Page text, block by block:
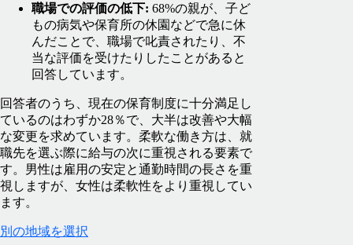
職場での評価の低下: 68%の親が、子ど
もの病気や保育所の休園などで急に休
んだことで、職場で叱責されたり、不
当な評価を受けたりしたことがあると
回答しています。
回答者のうち、現在の保育制度に十分満足し
ているのはわずか28％で、大半は改善や大幅
な変更を求めています。柔軟な働き方は、就
職先を選ぶ際に給与の次に重視される要素で
す。男性は雇用の安定と通勤時間の長さを重
視しますが、女性は柔軟性をより重視してい
ます。
別の地域を選択